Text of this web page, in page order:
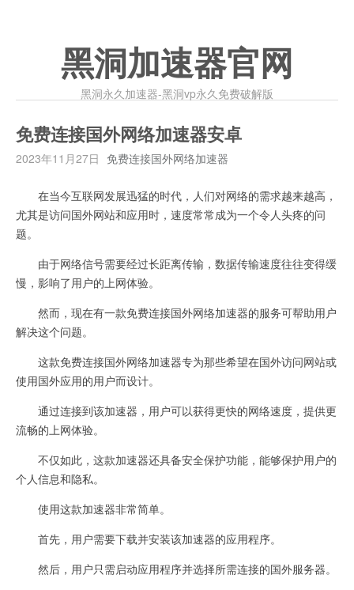
黑洞加速器官网
黑洞永久加速器-黑洞vp永久免费破解版
免费连接国外网络加速器安卓
2023年11月27日 免费连接国外网络加速器
在当今互联网发展迅猛的时代，人们对网络的需求越来越高，
尤其是访问国外网站和应用时，速度常常成为一个令人头疼的问
题。
由于网络信号需要经过长距离传输，数据传输速度往往变得缓
慢，影响了用户的上网体验。
然而，现在有一款免费连接国外网络加速器的服务可帮助用户
解决这个问题。
这款免费连接国外网络加速器专为那些希望在国外访问网站或
使用国外应用的用户而设计。
通过连接到该加速器，用户可以获得更快的网络速度，提供更
流畅的上网体验。
不仅如此，这款加速器还具备安全保护功能，能够保护用户的
个人信息和隐私。
使用这款加速器非常简单。
首先，用户需要下载并安装该加速器的应用程序。
然后，用户只需启动应用程序并选择所需连接的国外服务器。